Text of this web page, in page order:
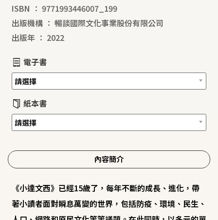
ISBN ： 9771993446007_199
出版機構 ： 暢談國際文化事業股份有限公司
出版年 ： 2022
電子書
紙本書
內容簡介
《小達文西》已經15歲了，每年不斷的成長、進化，帶
著小讀者面對瞬息萬變的世界，包括防疫、環境、民生、